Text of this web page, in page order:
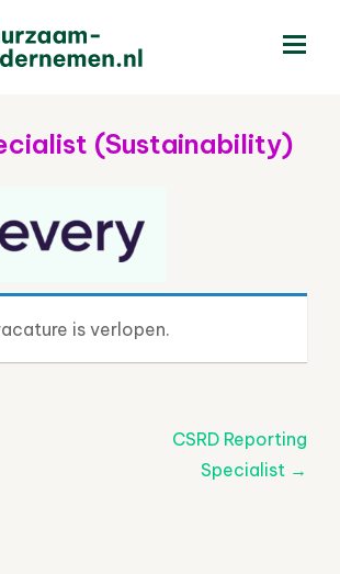
(Sustainability)
is verlopen.
CSRD Reporting
Specialist →